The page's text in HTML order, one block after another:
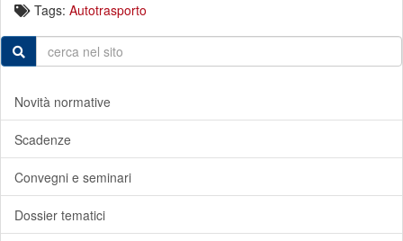
Tags: Autotrasporto
Novità normative
Scadenze
Convegni e seminari
Dossier tematici